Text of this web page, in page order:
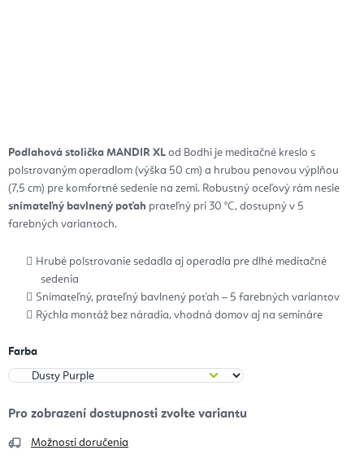
Podlahová stolička MANDIR XL od Bodhi je meditačné kreslo s
polstrovaným operadlom (výška 50 cm) a hrubou penovou výplňou
(7,5 cm) pre komfortné sedenie na zemi. Robustný oceľový rám nesie
snímateľný bavlnený poťah prateľný pri 30 °C, dostupný v 5
farebných variantoch.
Hrubé polstrovanie sedadla aj operadla pre dlhé meditačné
sedenia
Snímateľný, prateľný bavlnený poťah – 5 farebných variantov
Rýchla montáž bez náradia, vhodná domov aj na semináre
Farba
Možnosti doručenia